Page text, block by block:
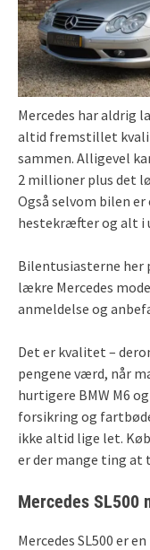
Mercedes har aldrig
altid fremstillet
sammen. Alligevel
2 millioner plus det
Også selvom bilen er
hestekræfter og alt i
Bilentusiasterne her
lækre Mercedes
anmeldelse og
Det er kvalitet –
pengene værd, når
hurtigere BMW M6
forsikring og
ikke altid lige let.
er der mange ting at
Mercedes SL500
Mercedes SL500 er